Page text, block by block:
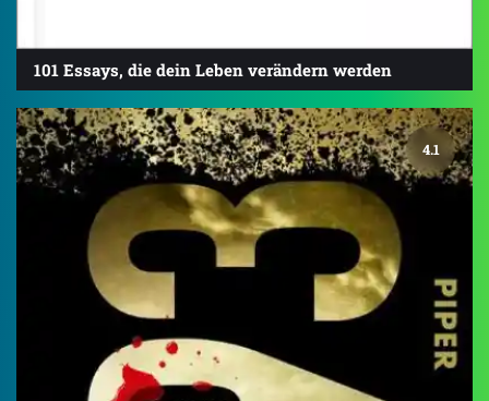
101 Essays, die dein Leben verändern werden
4.1